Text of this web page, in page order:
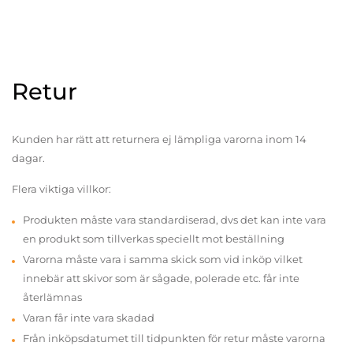
Retur
Kunden har rätt att returnera ej lämpliga varorna inom 14
dagar.
Flera viktiga villkor:
Produkten måste vara standardiserad, dvs det kan inte vara
en produkt som tillverkas speciellt mot beställning
Varorna måste vara i samma skick som vid inköp vilket
innebär att skivor som är sågade, polerade etc. får inte
återlämnas
Varan får inte vara skadad
Från inköpsdatumet till tidpunkten för retur måste varorna